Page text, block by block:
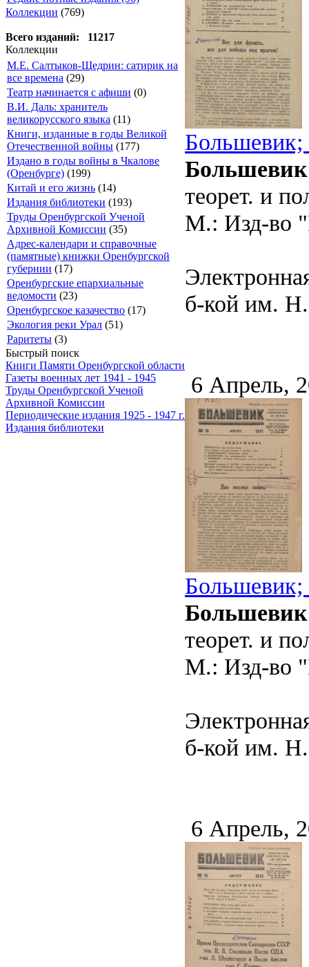
Коллекции (769)
Всего изданий: 11217
Коллекции
М.Е. Салтыков-Щедрин: сатирик на
все времена (29)
Театр начинается с афиши (0)
В.И. Даль: хранитель
великорусского языка (11)
Книги, изданные в годы Великой
Отечественной войны (177)
Издано в годы войны в Чкалове
(Оренбурге) (199)
Китай и его жизнь (14)
Издания библиотеки (193)
Труды Оренбургской Ученой
Архивной Комиссии (35)
Адрес-календари и справочные
(памятные) книжки Оренбургской
губернии (17)
Оренбургские епархиальные
ведомости (23)
Оренбургское казачество (17)
Экология реки Урал (51)
Раритеты (3)
Быстрый поиск
Книги Памяти Оренбургской области
Газеты военных лет 1941 - 1945
Труды Оренбургской Ученой
Архивной Комиссии
Периодические издания 1925 - 1947 г.
Издания библиотеки
Большевик
теорет. и
М.: Изд-во
б-кой им.
6 Апрель,
Большевик
теорет. и
М.: Изд-во
б-кой им.
6 Апрель,